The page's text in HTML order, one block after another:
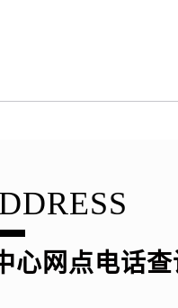
提前预约）
心网点电话查